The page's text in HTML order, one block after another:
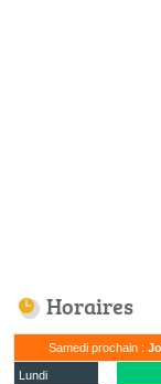
Horaires
Samedi prochain :
Lundi